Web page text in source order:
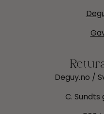
Deguy.no /
C. Sundts